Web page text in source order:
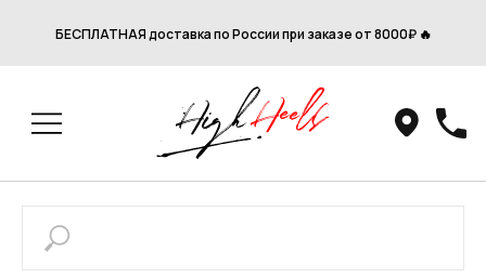
БЕСПЛАТНАЯ доставка по России при заказе от 8000₽ 🔥